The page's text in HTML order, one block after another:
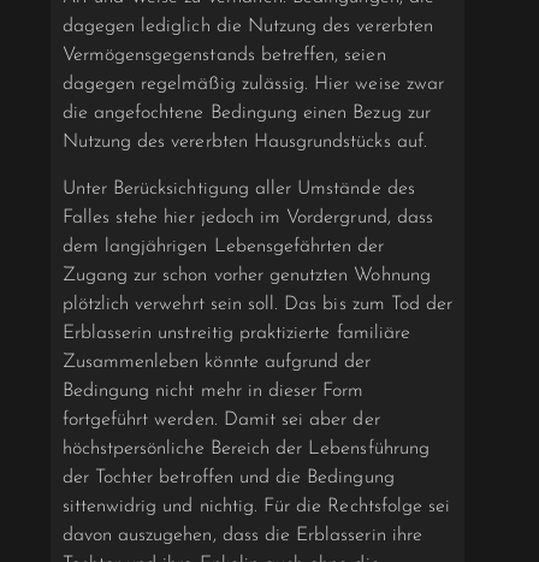
dagegen lediglich die Nutzung des vererbten
Vermögensgegenstands betreffen, seien
dagegen regelmäßig zulässig. Hier weise zwar
die angefochtene Bedingung einen Bezug zur
Nutzung des vererbten Hausgrundstücks auf.
Unter Berücksichtigung aller Umstände des
Falles stehe hier jedoch im Vordergrund, dass
dem langjährigen Lebensgefährten der
Zugang zur schon vorher genutzten Wohnung
plötzlich verwehrt sein soll. Das bis zum Tod der
Erblasserin unstreitig praktizierte familiäre
Zusammenleben könnte aufgrund der
Bedingung nicht mehr in dieser Form
fortgeführt werden. Damit sei aber der
höchstpersönliche Bereich der Lebensführung
der Tochter betroffen und die Bedingung
sittenwidrig und nichtig. Für die Rechtsfolge sei
davon auszugehen, dass die Erblasserin ihre